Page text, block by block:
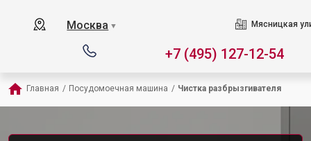
Москва ▼ Мясницкая
+7 (495) 127-12-54
Главная / Посудомоечная машина / Чистка разбрызгивателя